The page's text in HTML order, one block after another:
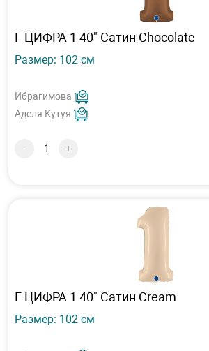
Г ЦИФРА 1 40" Сатин Chocolate
Размер: 102 см
Ибрагимова
Аделя Кутуя
- +
Г ЦИФРА 1 40" Сатин Cream
Размер: 102 см